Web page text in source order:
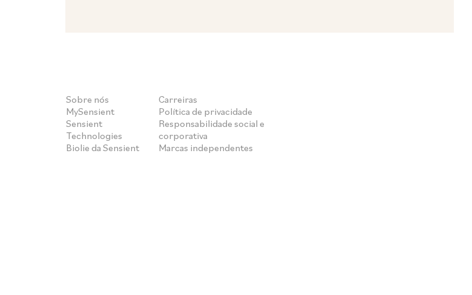
Sobre nós
MySensient
Sensient
Technologies
Biolie da Sensient
Carreiras
Política de privacidade
Responsabilidade social e
corporativa
Marcas independentes